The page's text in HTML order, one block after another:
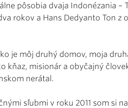
pôsobia dvaja Indonézania –
rokov a Hans Dedyanto Ton z
je môj druhý domov, moja
kňaz, misionár a obyčajný
nerátal.
sľubmi v roku 2011 som si